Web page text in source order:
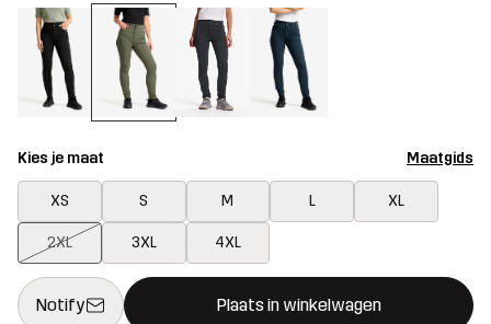
Kies je maat Maatgids
XS S M L XL
2XL 3XL 4XL
Notify Plaats in winkelwagen
Deze knop opent een modal met de bevestiging van een
{{size}} niet beschikbaar